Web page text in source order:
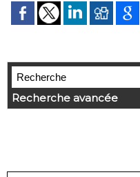
Recherche avancée